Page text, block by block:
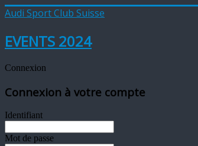
Audi Sport Club Suisse
EVENTS 2024
Connexion
Connexion à votre compte
Identifiant
Mot de passe